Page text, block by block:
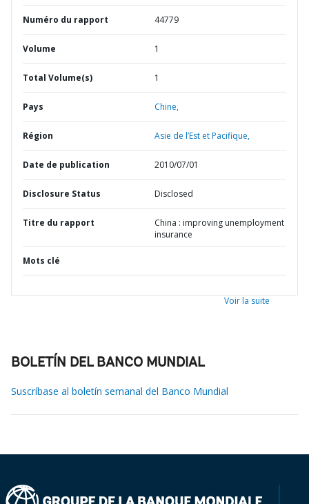
Numéro du rapport 44779
Volume 1
Total Volume(s) 1
Pays Chine,
Région Asie de l’Est et Pacifique,
Date de publication 2010/07/01
Disclosure Status Disclosed
Titre du rapport
China : improving unemployment
insurance
Mots clé
Voir la suite
BOLETÍN DEL BANCO MUNDIAL
Suscríbase al boletín semanal del Banco Mundial